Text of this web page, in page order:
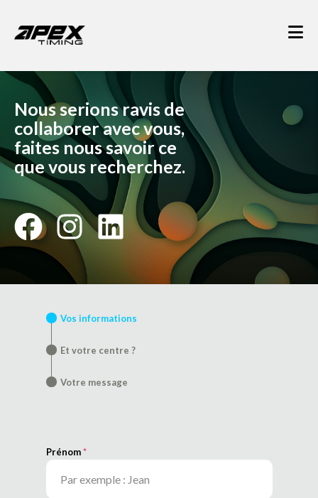
Nous serions ravis de
collaborer avec vous,
faites nous savoir ce
que vous recherchez.
Vos informations
Et votre centre ?
Votre message
Prénom*